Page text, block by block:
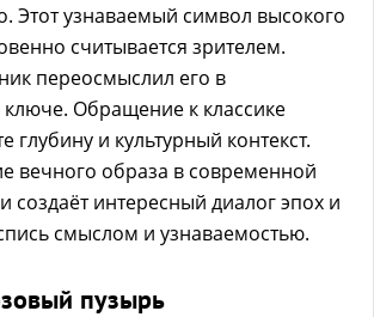
Этот узнаваемый символ высокого
считывается зрителем.
переосмыслил его в
Обращение к классике
глубину и культурный контекст.
вечного образа в современной
создаёт интересный диалог эпох и
смыслом и узнаваемостью.
пузырь